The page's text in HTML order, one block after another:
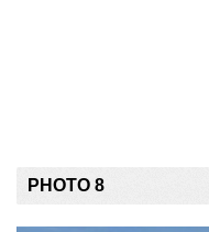
PHOTO 8